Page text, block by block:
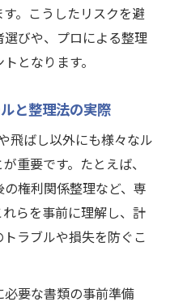
。こうしたリスクを避
びや、プロによる整理
となります。
と整理法の実際
飛ばし以外にも様々なル
重要です。たとえば、
権利関係整理など、専
らを事前に理解し、計
ラブルや損失を防ぐこ
要な書類の事前準備